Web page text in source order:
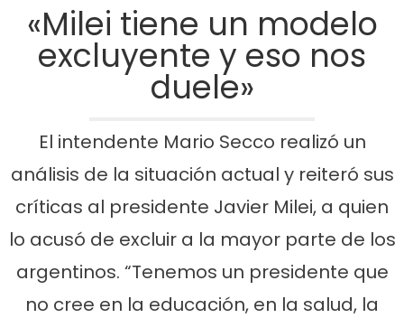
«Milei tiene un modelo
excluyente y eso nos
duele»
El intendente Mario Secco realizó un
análisis de la situación actual y reiteró sus
críticas al presidente Javier Milei, a quien
lo acusó de excluir a la mayor parte de los
argentinos. “Tenemos un presidente que
no cree en la educación, en la salud, la